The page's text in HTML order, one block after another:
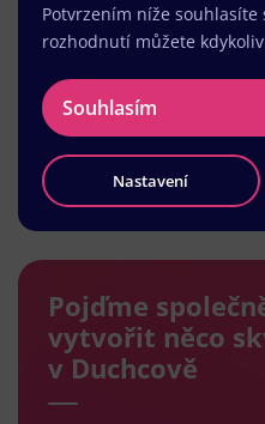
Pojďme
vytvořit něco
v Duchcově
Potvrzením níže souhlasíte
rozhodnutí můžete
Souhlasím
Nastavení